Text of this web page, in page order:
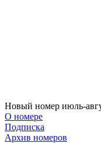
Новый номер июль-
О номере
Подписка
Архив номеров